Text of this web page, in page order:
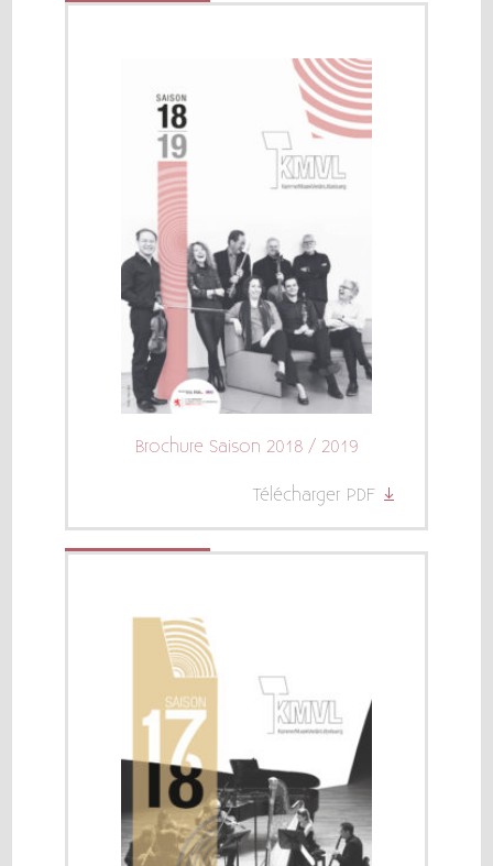
Brochure Saison 2018 / 2019
Télécharger PDF